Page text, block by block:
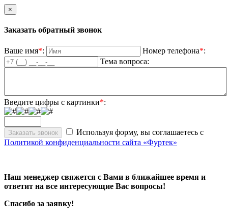
×
Заказать обратный звонок
Ваше имя*: Номер телефона*:
Тема вопроса:
Введите цифры с картинки*:
Используя форму, вы соглашаетесь с
Политикой конфиденциальности сайта «Фуртек»
Наш менеджер свяжется с Вами в ближайшее время и
ответит на все интересующие Вас вопросы!
Спасибо за заявку!